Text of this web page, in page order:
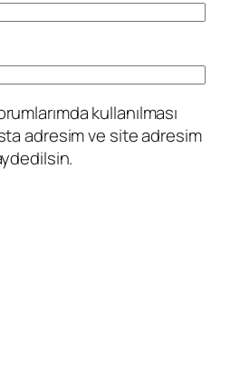
kullanılması
adresim ve site adresim